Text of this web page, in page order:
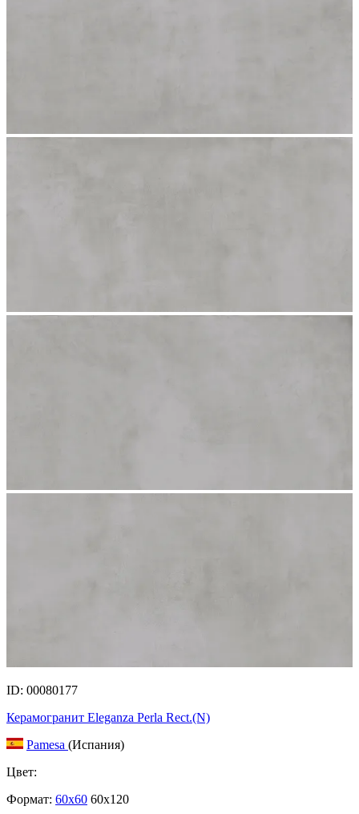
ID: 00080177
Керамогранит Eleganza Perla Rect.(N)
Pamesa (Испания)
Цвет:
Формат: 60x60 60x120